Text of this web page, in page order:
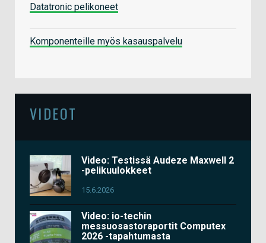
Datatronic pelikoneet
Komponenteille myös kasauspalvelu
VIDEOT
Video: Testissä Audeze Maxwell 2
-pelikuulokkeet
15.6.2026
Video: io-techin
messuosastoraportit Computex
2026 -tapahtumasta